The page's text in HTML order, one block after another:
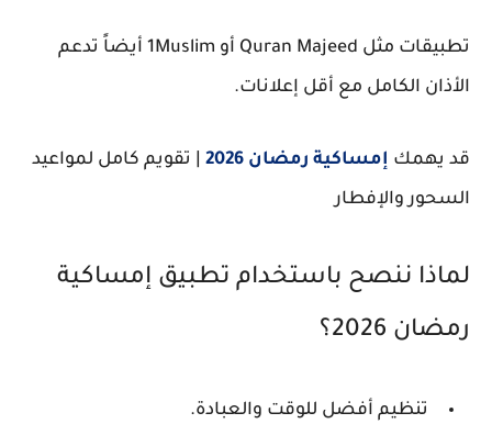
تطبيقات مثل Quran Majeed أو 1Muslim أيضاً تدعم
الأذان الكامل مع أقل إعلانات.
قد يهمك إمساكية رمضان 2026
| تقويم كامل لمواعيد
السحور والإفطار
لماذا ننصح باستخدام تطبيق إمساكية
رمضان 2026؟
تنظيم أفضل للوقت والعبادة.